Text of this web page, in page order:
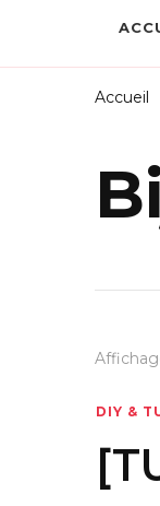
Accueil
DIY &